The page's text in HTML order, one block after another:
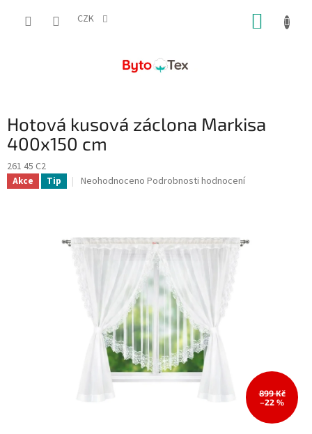
CZK
Hotová kusová záclona Markisa
400x150 cm
261 45 C2
Akce Tip
Průměrné
z
Neohodnoceno Podrobnosti hodnocení
899 Kč
–22 %